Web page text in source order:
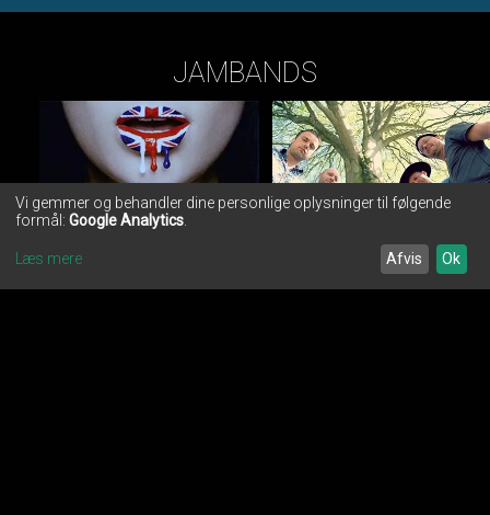
JAMBANDS
Best Of Britain
Vi gemmer og behandler dine personlige oplysninger til følgende
formål: Google Analytics
Læs mere Afvis Ok